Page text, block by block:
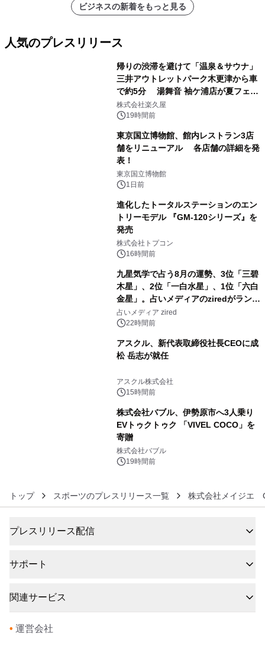
ビジネスの新着をもっと見る
人気のプレスリリース
帰りの渋滞を避けて「温泉＆サウナ」
三井アウトレットパーク木更津から車
で約5分 湯舞音 袖ケ浦店が夏フェア
メニューを提供
株式会社楽久屋
19時間前
東京国立博物館、館内レストラン3店
舗をリニューアル 各店舗の詳細を発
表！
東京国立博物館
1日前
進化したトータルステーションのエン
トリーモデル 『GM-120シリーズ』を
発売
株式会社トプコン
16時間前
九星気学で占う8月の運勢、3位「三碧
木星」、2位「一白水星」、1位「六白
金星」。占いメディアのziredがランキ
ングを発表
占いメディア zired
22時間前
アスクル、新代表取締役社長CEOに成
松 岳志が就任
アスクル株式会社
15時間前
株式会社バブル、伊勢原市へ3人乗り
EVトゥクトゥク 「VIVEL COCO」を
寄贈
株式会社バブル
19時間前
トップ スポーツのプレスリリース一覧 株式会社メイジエ
プレスリリース配信
サポート
関連サービス
• 運営会社